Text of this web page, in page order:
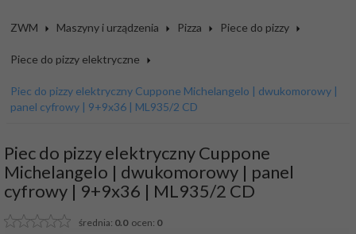
ZWM Maszyny i urządzenia Pizza Piece do pizzy
Piece do pizzy elektryczne
Piec do pizzy elektryczny Cuppone Michelangelo | dwukomorowy |
panel cyfrowy | 9+9x36 | ML935/2 CD
Piec do pizzy elektryczny Cuppone
Michelangelo | dwukomorowy | panel
cyfrowy | 9+9x36 | ML935/2 CD
średnia: 0.0ocen: 0